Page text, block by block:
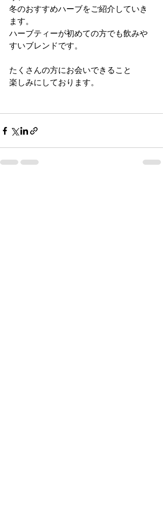
冬のおすすめハーブをご紹介していき
ます。
ハーブティーが初めての方でも飲みや
すいブレンドです。
たくさんの方にお会いできること
楽しみにしております。